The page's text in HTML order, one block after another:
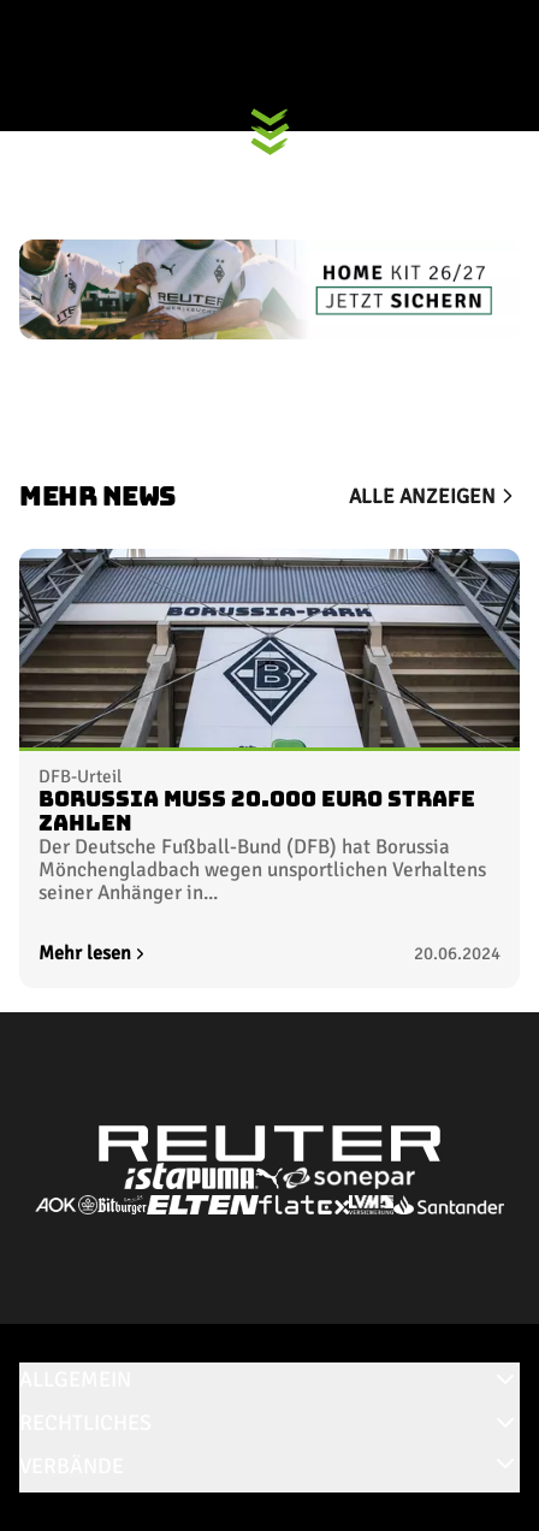
MEHR NEWS ALLE ANZEIGEN
DFB-Urteil
Borussia muss 20.000 Euro Strafe
zahlen
Der Deutsche Fußball-Bund (DFB) hat Borussia
Mönchengladbach wegen unsportlichen Verhaltens
seiner Anhänger in...
Mehr lesen 20.06.2024